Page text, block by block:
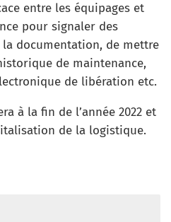
entre les équipages et
pour signaler des
la documentation, de mettre
de maintenance,
de libération etc.
à la fin de l’année 2022 et
de la logistique.